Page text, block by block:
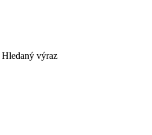
Hledaný výraz